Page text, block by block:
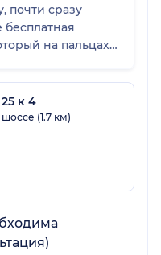
почти сразу
на пальцах
Рекомендую!
к 4
(1.7 км)